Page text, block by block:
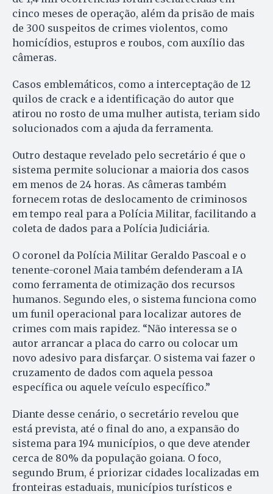
cinco meses de operação, além da prisão de mais
de 300 suspeitos de crimes violentos, como
homicídios, estupros e roubos, com auxílio das
câmeras.
Casos emblemáticos, como a interceptação de 12
quilos de crack e a identificação do autor que
atirou no rosto de uma mulher autista, teriam sido
solucionados com a ajuda da ferramenta.
Outro destaque revelado pelo secretário é que o
sistema permite solucionar a maioria dos casos
em menos de 24 horas. As câmeras também
fornecem rotas de deslocamento de criminosos
em tempo real para a Polícia Militar, facilitando a
coleta de dados para a Polícia Judiciária.
O coronel da Polícia Militar Geraldo Pascoal e o
tenente-coronel Maia também defenderam a IA
como ferramenta de otimização dos recursos
humanos. Segundo eles, o sistema funciona como
um funil operacional para localizar autores de
crimes com mais rapidez. “Não interessa se o
autor arrancar a placa do carro ou colocar um
novo adesivo para disfarçar. O sistema vai fazer o
cruzamento de dados com aquela pessoa
específica ou aquele veículo específico.”
Diante desse cenário, o secretário revelou que
está prevista, até o final do ano, a expansão do
sistema para 194 municípios, o que deve atender
cerca de 80% da população goiana. O foco,
segundo Brum, é priorizar cidades localizadas em
fronteiras estaduais, municípios turísticos e